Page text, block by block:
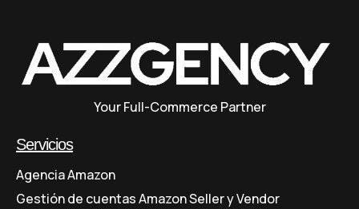
Your Full-Commerce Partner
Servicios
Agencia Amazon
Gestión de cuentas Amazon Seller y Vendor